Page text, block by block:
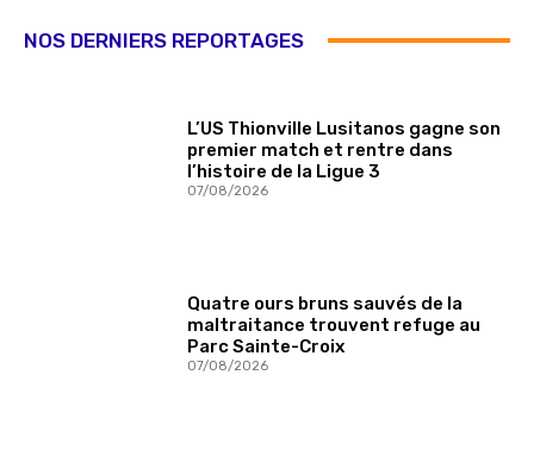
NOS DERNIERS REPORTAGES
L’US Thionville Lusitanos gagne son
premier match et rentre dans
l’histoire de la Ligue 3
07/08/2026
Quatre ours bruns sauvés de la
maltraitance trouvent refuge au
Parc Sainte-Croix
07/08/2026